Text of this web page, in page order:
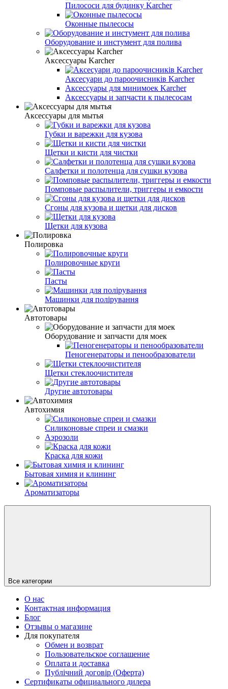
Пилососи для будинку Karcher
Оконные пылесосы
Оборудование и инстумент для полива
Аксессуары Karcher
Аксесуари до пароочисників Karcher
Аксессуары для минимоек Karcher
Аксессуары и запчасти к пылесосам
Аксессуары для мытья
Губки и варежки для кузова
Щетки и кисти для чистки
Салфетки и полотенца для сушки кузова
Помповые распылители, триггеры и емкости
Сгоны для кузова и щетки для дисков
Щетки для кузова
Полировка
Полировочные круги
Пасты
Машинки для полірування
Автотовары
Оборудование и запчасти для моек
Пеногенераторы и пенообразователи
Щетки стеклоочистителя
Другие автотовары
Автохимия
Силиконовые спреи и смазки
Аэрозоли
Краска для кожи
Бытовая химия и клининг
Ароматизаторы
Все категории
О нас
Контактная информация
Блог
Отзывы о магазине
Для покупателя
Обмен и возврат
Пользовательское соглашение
Оплата и доставка
Публічний договір (Оферта)
Сертификаты официального дилера